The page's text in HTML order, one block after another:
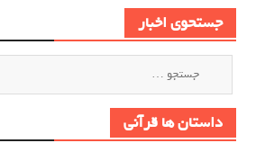
جستحوی اخبار
داستان ها قرآنی